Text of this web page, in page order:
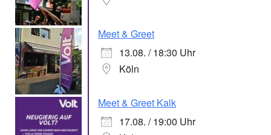
Meet & Greet
13.08. / 18:30 Uhr
Köln
Meet & Greet Kalk
17.08. / 19:00 Uhr